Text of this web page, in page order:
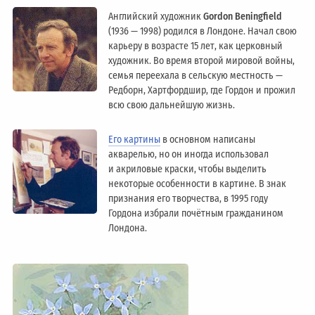
Английский художникGordon Beningfield
(1936 — 1998) родился в Лондоне. Начал свою
карьеру в возрасте 15 лет, как церковный
художник. Во время второй мировой войны,
семья переехала в сельскую местность —
Редборн, Хартфордшир, где Гордон и прожил
всю свою дальнейшую жизнь.
Его картины в основном написаны
акварелью, но он иногда использовал
и акриловые краски, чтобы выделить
некоторые особенности в картине. В знак
признания его творчества, в 1995 году
Гордона избрали почётным гражданином
Лондонa.